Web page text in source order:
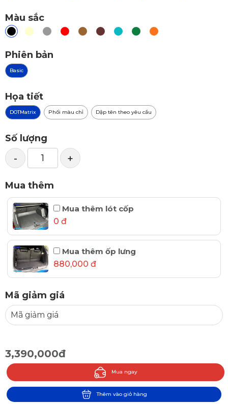
Màu sắc
Phiên bản
Basic
Họa tiết
DOTMatrix Phối màu chỉ Dập tên theo yêu cầu
Số lượng
- +
Mua thêm
Mua thêm lót cốp
0 đ
Mua thêm ốp lưng
880,000 đ
Mã giảm giá
3,390,000đ
Mua ngay
Thêm vào giỏ hàng